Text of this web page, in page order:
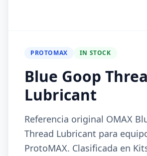
PROTOMAX IN STOCK
Blue Goop
Lubricant
Referencia original OMAX
Thread Lubricant para
ProtoMAX. Clasificada en